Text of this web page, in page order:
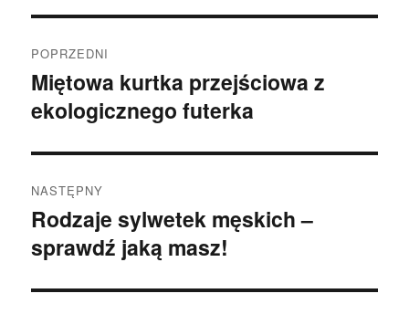
wpisu
POPRZEDNI
Poprzedni
wpis:
Miętowa kurtka przejściowa z
ekologicznego futerka
NASTĘPNY
Następny
wpis:
Rodzaje sylwetek męskich –
sprawdź jaką masz!